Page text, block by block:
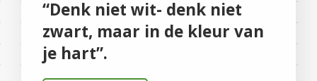
“Denk niet wit- denk niet
zwart, maar in de kleur van
je hart”.